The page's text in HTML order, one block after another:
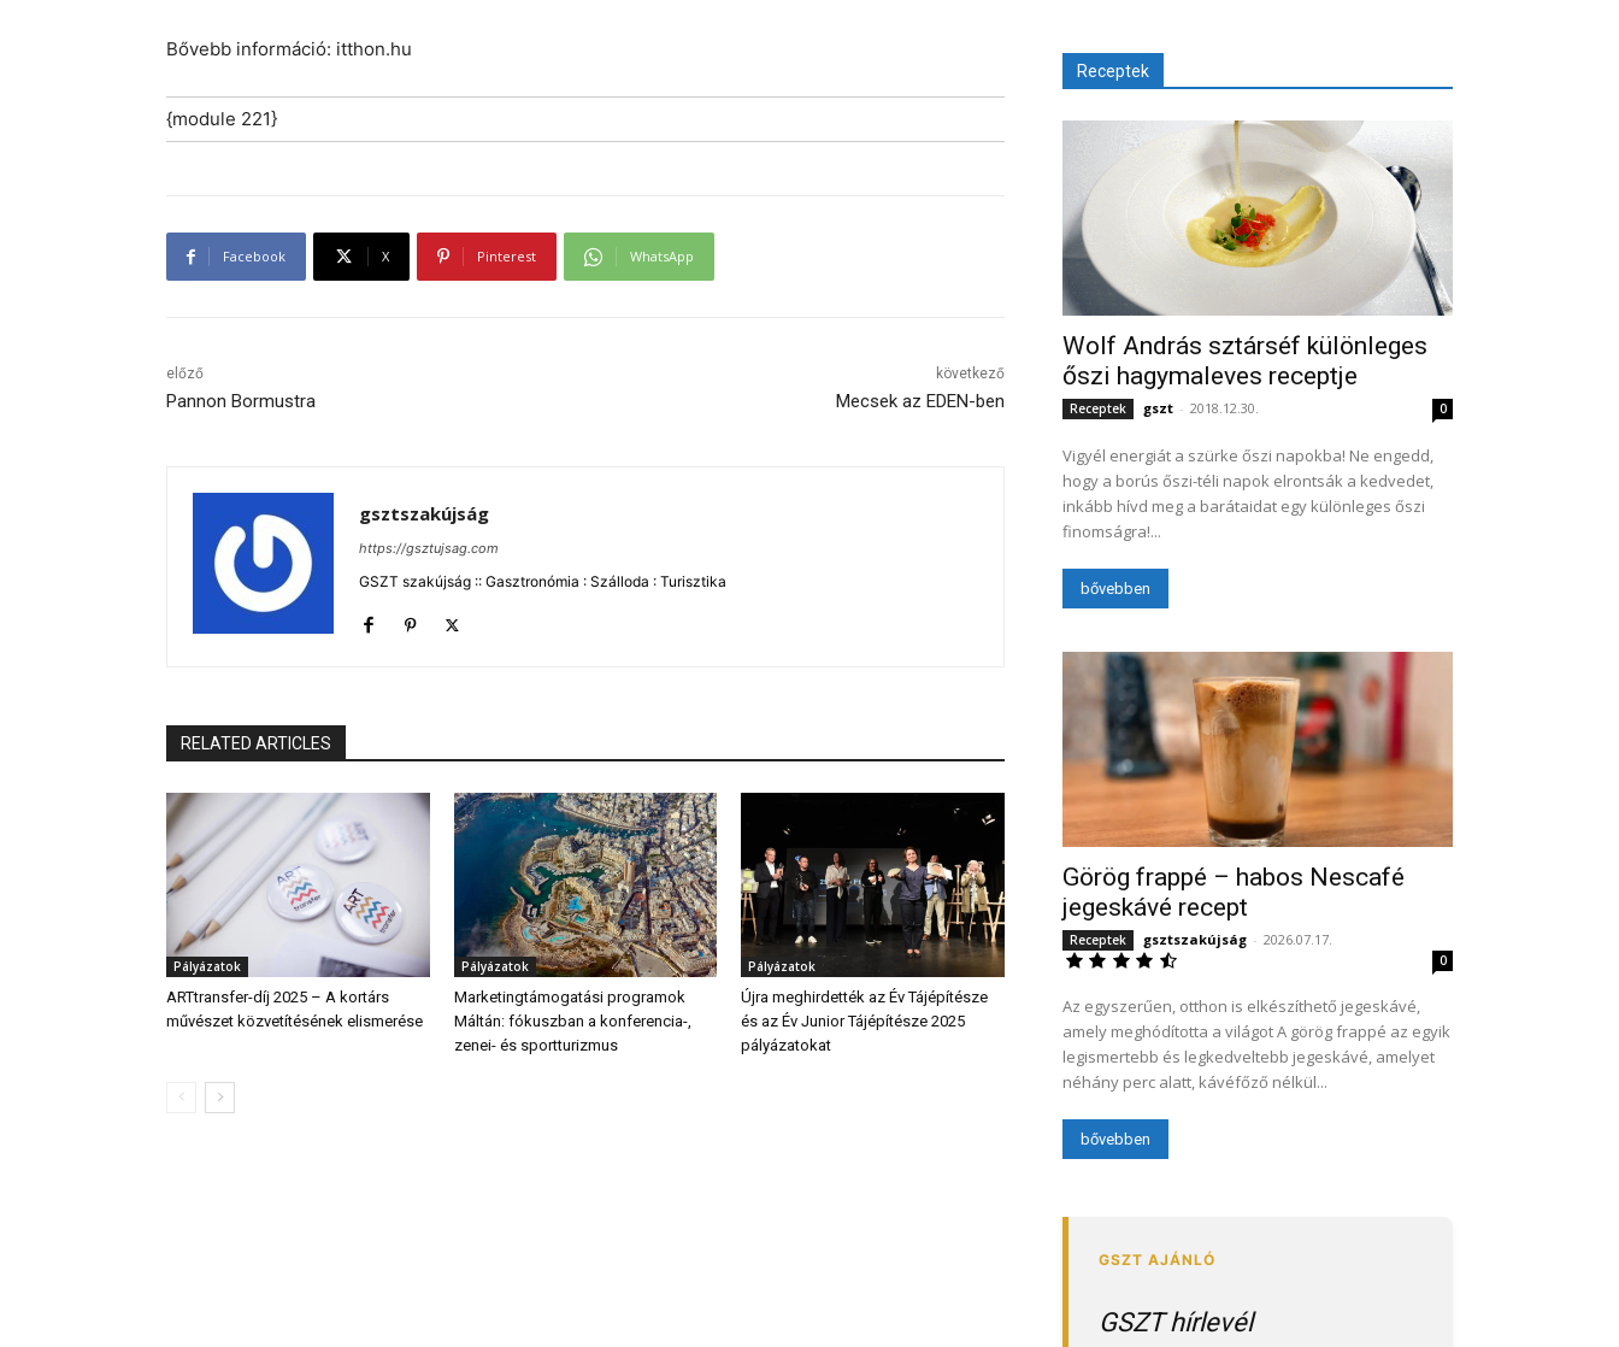
Bővebb információ: itthon.hu
{module 221}
Facebook X Pinterest WhatsApp
előző
Pannon Bormustra
következő
Mecsek az EDEN-ben
gsztszakújság
https://gsztujsag.com
GSZT szakújság :: Gasztronómia : Szálloda : Turisztika
RELATED ARTICLES
Pályázatok
ARTtransfer-díj 2025 – A kortárs
művészet közvetítésének elismerése
Pályázatok
Marketingtámogatási programok
Máltán: fókuszban a konferencia-,
zenei- és sportturizmus
Pályázatok
Újra meghirdették az Év Tájépítésze
és az Év Junior Tájépítésze 2025
pályázatokat
Receptek
Wolf András sztárséf különleges
őszi hagymaleves receptje
Receptek gszt - 2018.12.30. 0
Vigyél energiát a szürke őszi napokba! Ne engedd,
hogy a borús őszi-téli napok elrontsák a kedvedet,
inkább hívd meg a barátaidat egy különleges őszi
finomságra!...
bővebben
Görög frappé – habos Nescafé
jegeskávé recept
Receptek gsztszakújság - 2026.07.17.
0
Az egyszerűen, otthon is elkészíthető jegeskávé,
amely meghódította a világot A görög frappé az egyik
legismertebb és legkedveltebb jegeskávé, amelyet
néhány perc alatt, kávéfőző nélkül...
bővebben
GSZT hírlevél